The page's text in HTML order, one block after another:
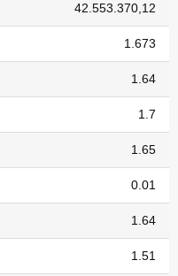
42.553.370,12
1.673
1.64
1.7
1.65
0.01
1.64
1.51